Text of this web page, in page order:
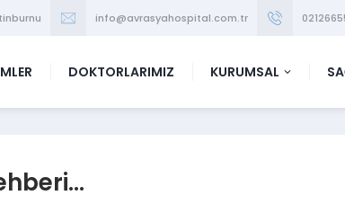
info@avrasyahospital.com.tr
DOKTORLARIMIZ KURUMSAL